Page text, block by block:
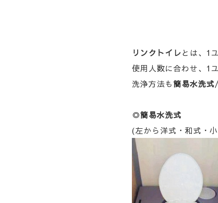
リンクトイレとは、1
使用人数に合わせ、1
洗浄方法も簡易水洗式
◎簡易水洗式
(左から洋式・和式・